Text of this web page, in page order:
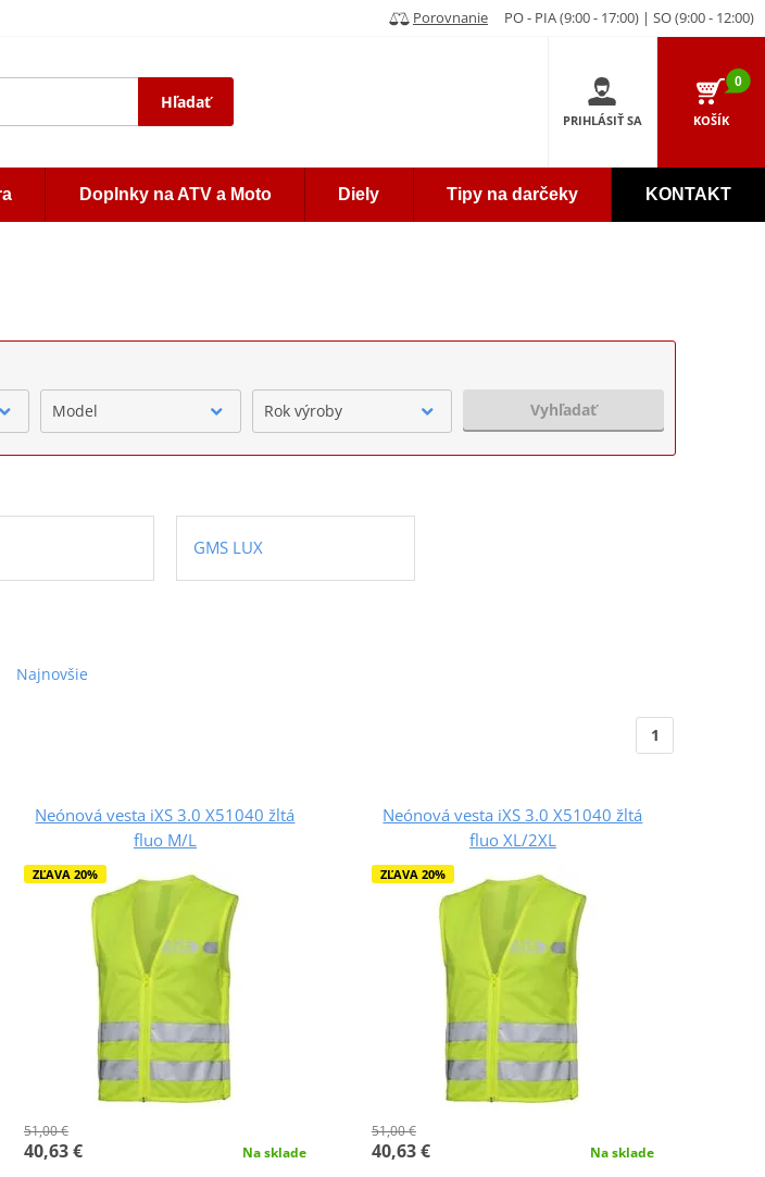
Porovnanie PO - PIA (9:00 - 17:00) | SO (9:00 - 12:00)
Hľadať
PRIHLÁSIŤ SA
0
KOŠÍK
Doplnky na ATV a Moto Diely Tipy na darčeky KONTAKT
Model Rok výroby Vyhľadať
GMS LUX
Najnovšie
1
Neónová vesta iXS 3.0 X51040 žltá
fluo M/L
ZĽAVA 20%
51,00 €
40,63 € Na sklade
Neónová vesta iXS 3.0 X51040 žltá
fluo XL/2XL
ZĽAVA 20%
51,00 €
40,63 € Na sklade